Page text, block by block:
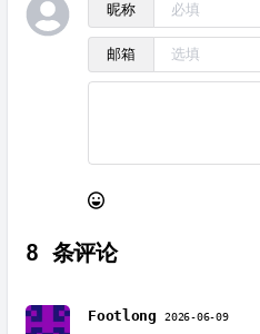
昵称
邮箱
8 条评论
Footlong2026-06-09